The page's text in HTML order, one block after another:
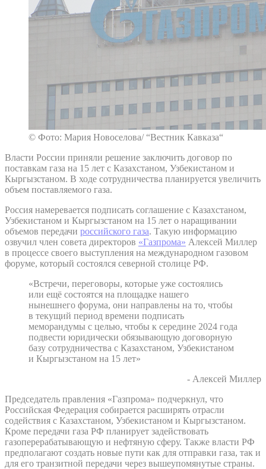
© Фото: Мария Новоселова/ “Вестник Кавказа“
Власти России приняли решение заключить договор по
поставкам газа на 15 лет с Казахстаном, Узбекистаном и
Кыргызстаном. В ходе сотрудничества планируется увеличить
объем поставляемого газа.
Россия намеревается подписать соглашение с Казахстаном,
Узбекистаном и Кыргызстаном на 15 лет о наращивании
объемов передачи российского газа. Такую информацию
озвучил член совета директоров «Газпрома» Алексей Миллер
в процессе своего выступления на международном газовом
форуме, который состоялся северной столице РФ.
«Встречи, переговоры, которые уже состоялись
или ещё состоятся на площадке нашего
нынешнего форума, они направлены на то, чтобы
в текущий период времени подписать
меморандумы с целью, чтобы к середине 2024 года
подвести юридически обязывающую договорную
базу сотрудничества с Казахстаном, Узбекистаном
и Кыргызстаном на 15 лет»
- Алексей Миллер
Председатель правления «Газпрома» подчеркнул, что
Российская Федерация собирается расширять отрасли
содействия с Казахстаном, Узбекистаном и Кыргызстаном.
Кроме передачи газа РФ планирует задействовать
газоперерабатывающую и нефтяную сферу. Также власти РФ
предполагают создать новые пути как для отправки газа, так и
для его транзитной передачи через вышеупомянутые страны.